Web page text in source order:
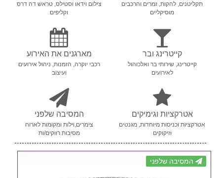
תקליטנים, להקות, זמרים והרכבים
מוסיקליים
צילום וידאו וסטילס, טראש דה דרס
וקליפים
קייטרינג ובר
קייטרינג, שירותי בר ואלכוהול
לאירועים
מארגנים את האירוע
רכבי יוקרה, הזמנות, ניהול אירועים
ועיצוב
אטרקציות וגימיקים
אטרקציות וכניסות מיוחדות, מגנטים
וזיקוקים
המסיבה שלפני
צימרים,וילות ומקומות לארוח
מסיבות רווקים/ות
המסיבה שלפני